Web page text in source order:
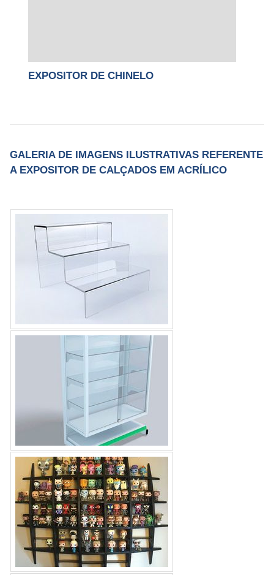
EXPOSITOR DE CHINELO
GALERIA DE IMAGENS ILUSTRATIVAS REFERENTE
A EXPOSITOR DE CALÇADOS EM ACRÍLICO